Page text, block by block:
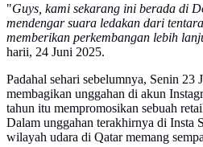
"Guys, kami sekarang ini berada di
mendengar suara ledakan dari
memberikan perkembangan lebih
harii, 24 Juni 2025.
Padahal sehari sebelumnya, Senin 23
membagikan unggahan di akun
tahun itu mempromosikan sebuah
Dalam unggahan terakhirnya di Insta
wilayah udara di Qatar memang